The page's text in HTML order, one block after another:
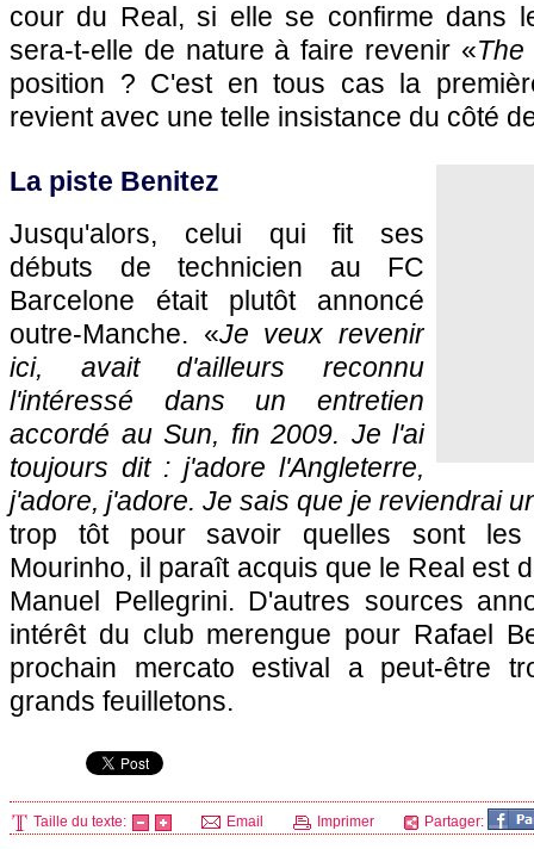
cour du Real, si elle se confirme dans
sera-t-elle de nature à faire revenir «The
position ? C'est en tous cas la
revient avec une telle insistance du côté
La piste Benitez
Jusqu'alors, celui qui fit ses
débuts de technicien au FC
Barcelone était plutôt annoncé
outre-Manche. «Je veux revenir
ici, avait d'ailleurs reconnu
l'intéressé dans un entretien
accordé au Sun, fin 2009. Je l'ai
toujours dit : j'adore l'Angleterre,
j'adore, j'adore. Je sais que je reviendrai
trop tôt pour savoir quelles sont les
Mourinho, il paraît acquis que le Real est
Manuel Pellegrini. D'autres sources
intérêt du club merengue pour Rafael
prochain mercato estival a peut-être
grands feuilletons.
Taille du texte: Email Imprimer Partager: